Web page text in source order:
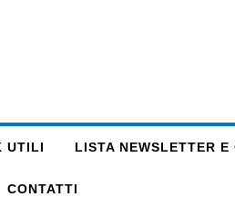
UTILI LISTA NEWSLETTER
CONTATTI